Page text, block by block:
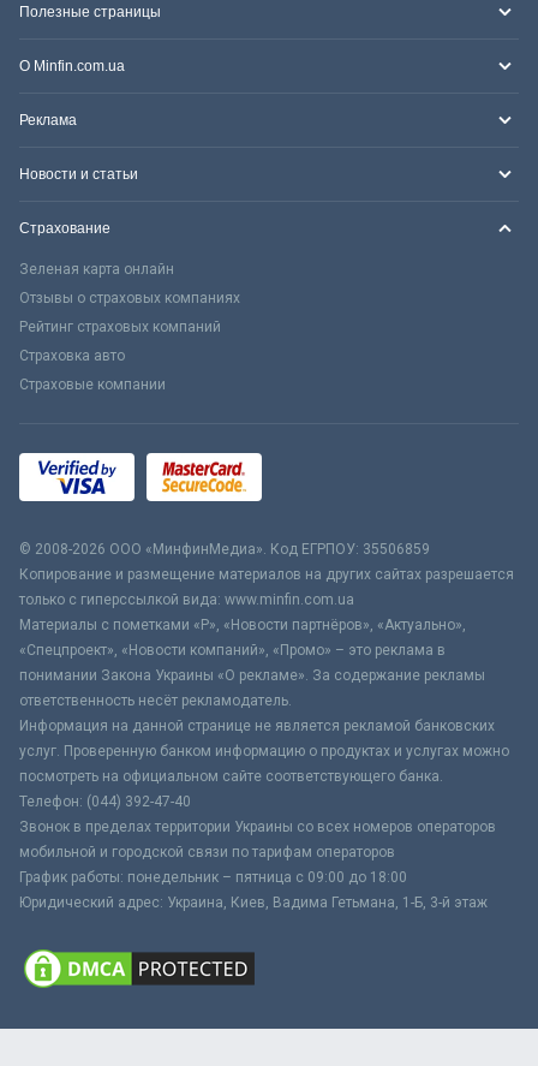
Полезные страницы
О Minfin.com.ua
Реклама
Новости и статьи
Страхование
Зеленая карта онлайн
Отзывы о страховых компаниях
Рейтинг страховых компаний
Страховка авто
Страховые компании
© 2008-2026 ООО «МинфинМедиа». Код ЕГРПОУ: 35506859
Копирование и размещение материалов на других сайтах разрешается
только с гиперссылкой вида: www.minfin.com.ua
Материалы с пометками «Р», «Новости партнёров», «Актуально»,
«Спецпроект», «Новости компаний», «Промо» – это реклама в
понимании Закона Украины «О рекламе». За содержание рекламы
ответственность несёт рекламодатель.
Информация на данной странице не является рекламой банковских
услуг. Проверенную банком информацию о продуктах и услугах можно
посмотреть на официальном сайте соответствующего банка.
Телефон: (044) 392-47-40
Звонок в пределах территории Украины со всех номеров операторов
мобильной и городской связи по тарифам операторов
График работы: понедельник – пятница с 09:00 до 18:00
Юридический адрес: Украина, Киев, Вадима Гетьмана, 1-Б, 3-й этаж